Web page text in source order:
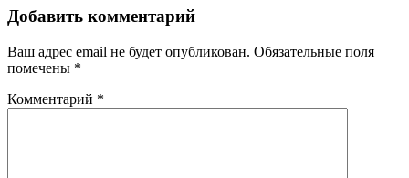
Добавить комментарий
Ваш адрес email не будет опубликован. Обязательные поля
помечены *
Комментарий *